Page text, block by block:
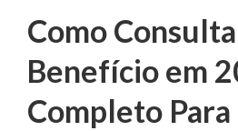
Como
Benefício em
Completo Para